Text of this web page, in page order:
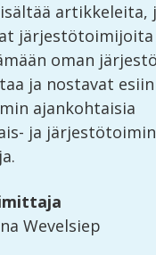
artikkeleita,
järjestötoimijoita
oman
ja nostavat esiin
ajankohtaisia
ja
Wevelsiep